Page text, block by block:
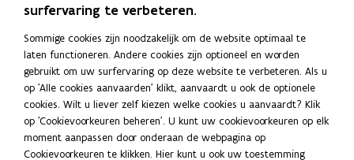
Vragen?
inwoners op de hoogte. Wie toch nog vragen heeft,
kan een e-mail sturen naar
pfas@vlaanderen.be
Stel uw vraag aan dePFAS-preventiewerkers.
Zie bij wie u terechtkunt met eenvraag over PFAS in
de regio Zwijndrecht.
surfervaring te verbeteren.
Sommige cookies zijn noodzakelijk om de website optimaal te
laten functioneren. Andere cookies zijn optioneel en worden
gebruikt om uw surfervaring op deze website te verbeteren. Als u
op 'Alle cookies aanvaarden' klikt, aanvaardt u ook de optionele
cookies. Wilt u liever zelf kiezen welke cookies u aanvaardt? Klik
op 'Cookievoorkeuren beheren'. U kunt uw cookievoorkeuren op elk
moment aanpassen door onderaan de webpagina op
Cookievoorkeuren te klikken. Hier kunt u ook uw toestemming